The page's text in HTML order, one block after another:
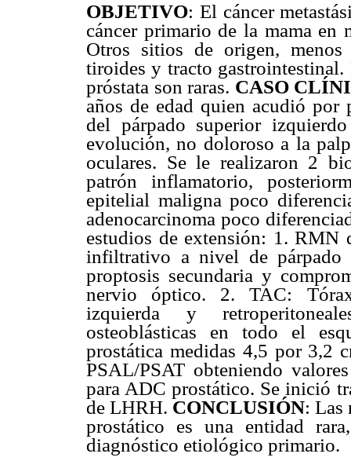
OBJETIVO: El cáncer
cáncer primario de la mama en
Otros sitios de origen,
tiroides y tracto gastrointestinal.
próstata son raras. CASO
años de edad quien acudió por
del párpado superior
evolución, no doloroso a la
oculares. Se le realizaron 2
patrón inflamatorio,
epitelial maligna poco
adenocarcinoma poco
estudios de extensión: 1. RMN
infiltrativo a nivel de
proptosis secundaria y
nervio óptico. 2. TAC:
izquierda y
osteoblásticas en todo el
prostática medidas 4,5 por 3,2
PSAL/PSAT obteniendo
para ADC prostático. Se inició
de LHRH. CONCLUSIÓN: Las
prostático es una entidad
diagnóstico etiológico primario.